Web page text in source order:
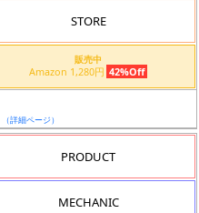
STORE
販売中
Amazon 1,280円 42%Off
（詳細ページ）
PRODUCT
MECHANIC